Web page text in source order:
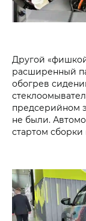
Другой
расширенный
обогрев
предсерийном
не были.
стартом